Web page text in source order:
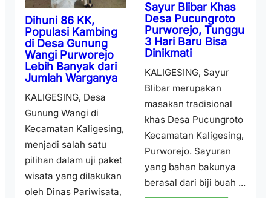
Dihuni 86 KK,
Populasi Kambing
di Desa Gunung
Wangi Purworejo
Lebih Banyak dari
Jumlah Warganya
KALIGESING, Desa
Gunung Wangi di
Kecamatan Kaligesing,
menjadi salah satu
pilihan dalam uji paket
wisata yang dilakukan
oleh Dinas Pariwisata,
Sayur Blibar Khas
Desa Pucungroto
Purworejo, Tunggu
3 Hari Baru Bisa
Dinikmati
KALIGESING, Sayur
Blibar merupakan
masakan tradisional
khas Desa Pucungroto
Kecamatan Kaligesing,
Purworejo. Sayuran
yang bahan bakunya
berasal dari biji buah ...